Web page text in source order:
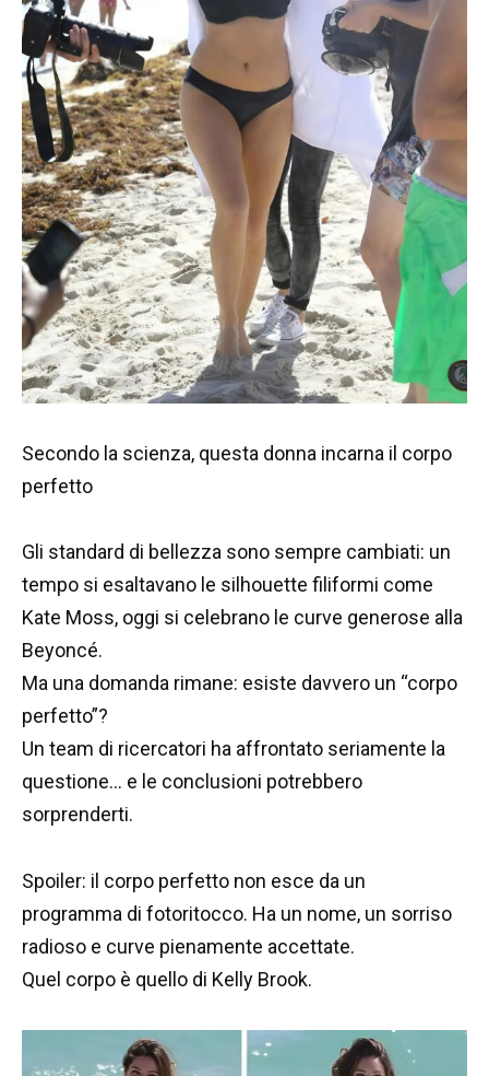
Secondo la scienza, questa donna incarna il corpo
perfetto
Gli standard di bellezza sono sempre cambiati: un
tempo si esaltavano le silhouette filiformi come
Kate Moss, oggi si celebrano le curve generose alla
Beyoncé.
Ma una domanda rimane: esiste davvero un “corpo
perfetto”?
Un team di ricercatori ha affrontato seriamente la
questione… e le conclusioni potrebbero
sorprenderti.
Spoiler: il corpo perfetto non esce da un
programma di fotoritocco. Ha un nome, un sorriso
radioso e curve pienamente accettate.
Quel corpo è quello di Kelly Brook.